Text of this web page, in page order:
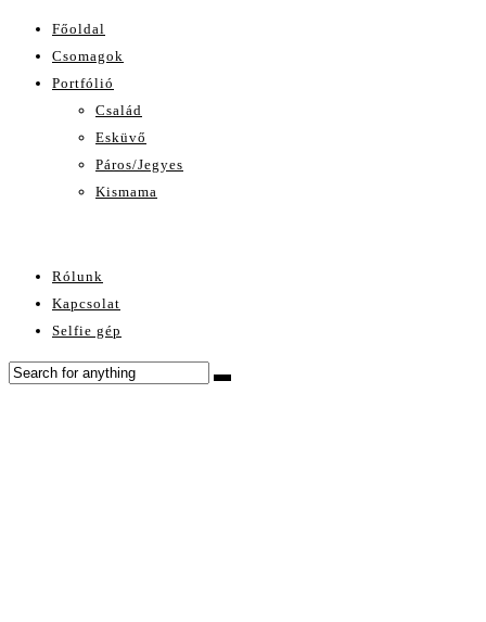
Főoldal
Csomagok
Portfólió
Család
Esküvő
Páros/Jegyes
Kismama
Rólunk
Kapcsolat
Selfie gép